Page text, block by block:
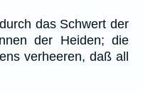
das Schwert der
der Heiden; die
verheeren, daß all